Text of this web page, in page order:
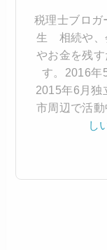
税理士ブロ
生 相続や、
やお金を残
す。2016年
2015年6月独
市周辺で活
し